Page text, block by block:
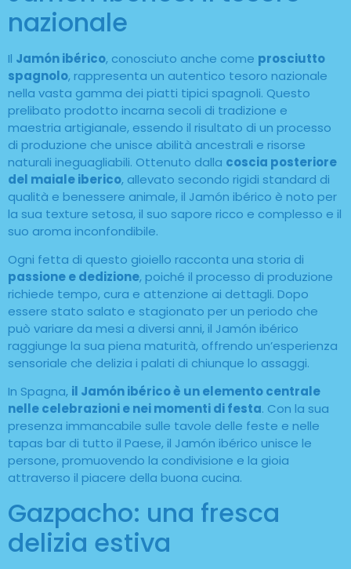
nazionale
Il Jamón ibérico, conosciuto anche come prosciutto
spagnolo, rappresenta un autentico tesoro nazionale
nella vasta gamma dei piatti tipici spagnoli. Questo
prelibato prodotto incarna secoli di tradizione e
maestria artigianale, essendo il risultato di un processo
di produzione che unisce abilità ancestrali e risorse
naturali ineguagliabili. Ottenuto dalla coscia posteriore
del maiale iberico, allevato secondo rigidi standard di
qualità e benessere animale, il Jamón ibérico è noto per
la sua texture setosa, il suo sapore ricco e complesso e il
suo aroma inconfondibile.
Ogni fetta di questo gioiello racconta una storia di
passione e dedizione, poiché il processo di produzione
richiede tempo, cura e attenzione ai dettagli. Dopo
essere stato salato e stagionato per un periodo che
può variare da mesi a diversi anni, il Jamón ibérico
raggiunge la sua piena maturità, offrendo un’esperienza
sensoriale che delizia i palati di chiunque lo assaggi.
In Spagna, il Jamón ibérico è un elemento centrale
nelle celebrazioni e nei momenti di festa. Con la sua
presenza immancabile sulle tavole delle feste e nelle
tapas bar di tutto il Paese, il Jamón ibérico unisce le
persone, promuovendo la condivisione e la gioia
attraverso il piacere della buona cucina.
Gazpacho: una fresca
delizia estiva